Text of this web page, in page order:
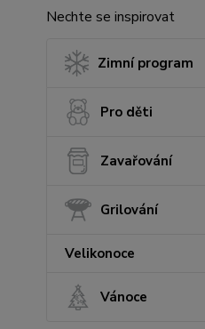
Nechte se inspirovat
Zimní program
Pro děti
Zavařování
Grilování
Velikonoce
Vánoce